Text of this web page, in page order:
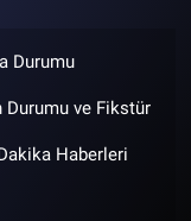
Durumu
Durumu ve Fikstür
Haberleri